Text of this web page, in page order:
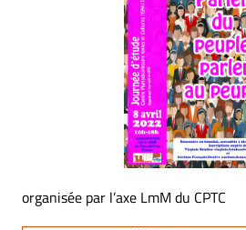
organisée par l’axe LmM du CPTC